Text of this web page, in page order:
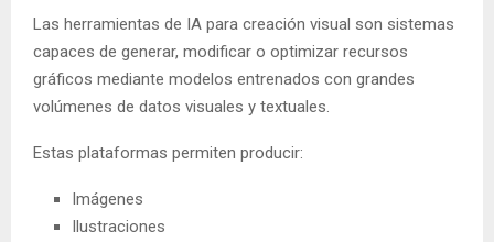
Las herramientas de IA para creación visual son sistemas
capaces de generar, modificar o optimizar recursos
gráficos mediante modelos entrenados con grandes
volúmenes de datos visuales y textuales.
Estas plataformas permiten producir:
Imágenes
Ilustraciones